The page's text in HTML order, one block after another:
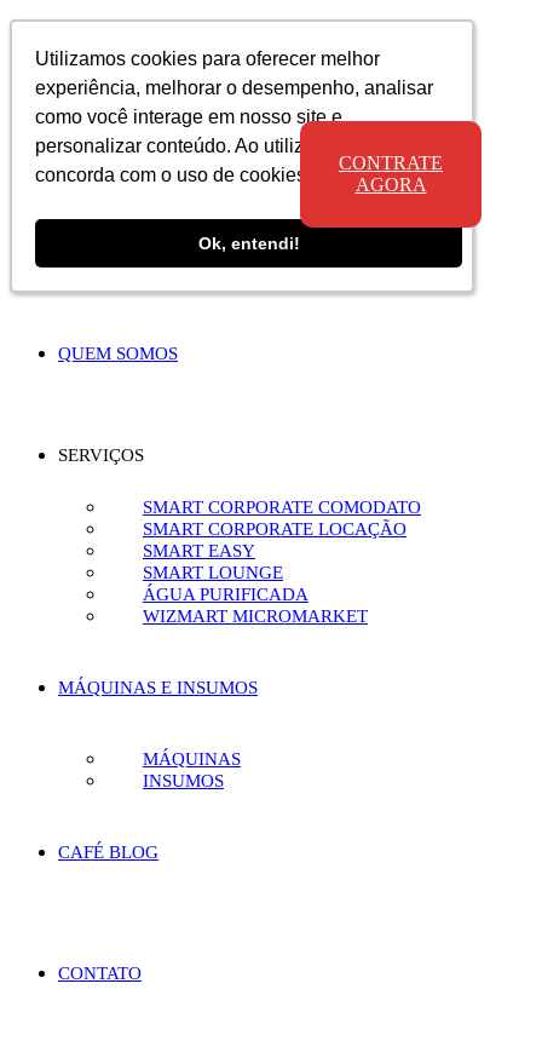
Utilizamos cookies para oferecer melhor
experiência, melhorar o desempenho, analisar
como você interage em nosso site e
personalizar conteúdo. Ao utilizar este site, você
concorda com o uso de cookies.
Ok, entendi!
Utilizamos cookies para oferecer melhor
experiência, melhorar o desempenho, analisar
como você interage em nosso site e
personalizar conteúdo. Ao utilizar este site, você
concorda com o uso de cookies.
Ok, entendi!
Utilizamos cookies para oferecer melhor
experiência, melhorar o desempenho, analisar
como você interage em nosso site e
personalizar conteúdo. Ao utilizar este site, você
concorda com o uso de cookies.
Ok, entendi!
QUEM SOMOS
SERVIÇOS
SMART CORPORATE COMODATO
SMART CORPORATE LOCAÇÃO
SMART EASY
SMART LOUNGE
ÁGUA PURIFICADA
WIZMART MICROMARKET
MÁQUINAS E INSUMOS
MÁQUINAS
INSUMOS
CAFÉ BLOG
CONTATO
CONTRATE
AGORA